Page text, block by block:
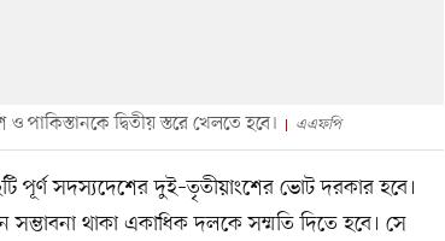
পাকিস্তানকে দ্বিতীয় স্তরে খেলতে হবে। এএফপি
পূর্ণ সদস্যদেশের দুই–তৃতীয়াংশের ভোট দরকার হবে।
সম্ভাবনা থাকা একাধিক দলকে সম্মতি দিতে হবে। সে